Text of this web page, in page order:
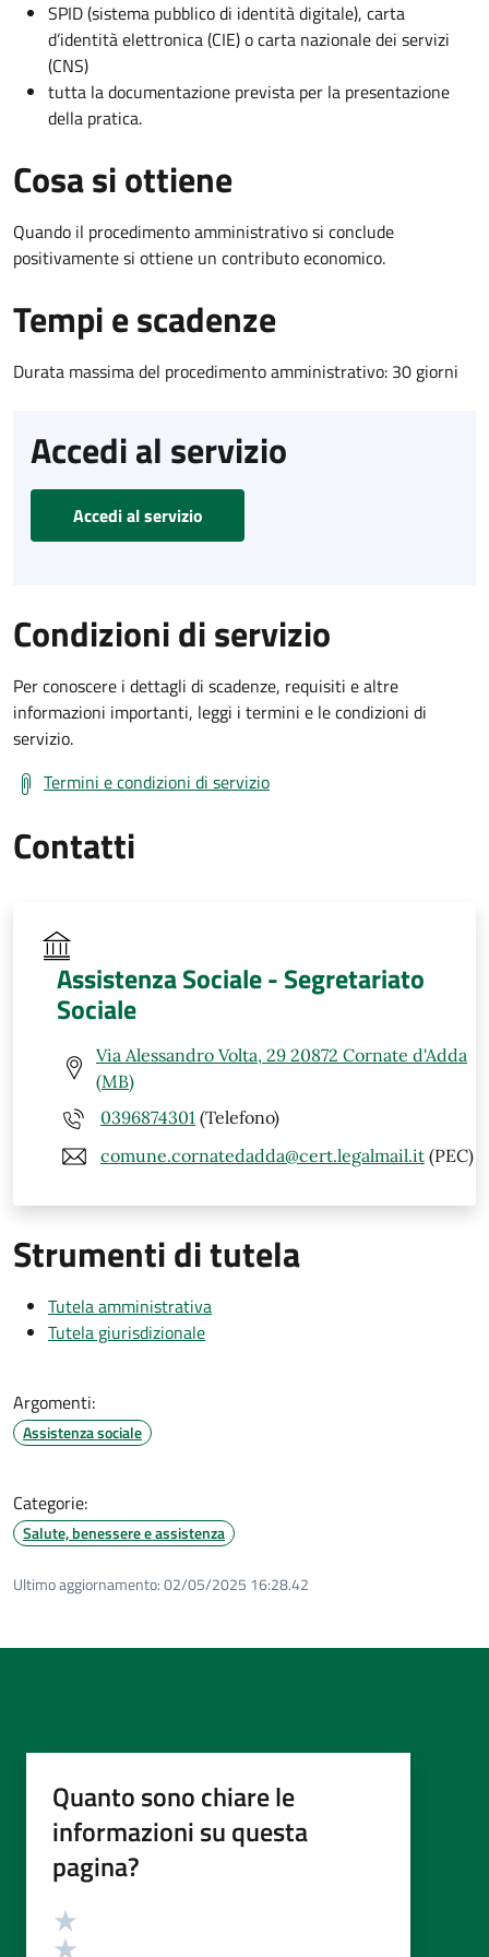
SPID (sistema pubblico di identità digitale), carta
d’identità elettronica (CIE) o carta nazionale dei servizi
(CNS)
tutta la documentazione prevista per la presentazione
della pratica.
Cosa si ottiene
Quando il procedimento amministrativo si conclude
positivamente si ottiene un contributo economico.
Tempi e scadenze
Durata massima del procedimento amministrativo: 30 giorni
Accedi al servizio
Accedi al servizio
Condizioni di servizio
Per conoscere i dettagli di scadenze, requisiti e altre
informazioni importanti, leggi i termini e le condizioni di
servizio.
Termini e condizioni di servizio
Contatti
Assistenza Sociale - Segretariato
Sociale
Via Alessandro Volta, 29 20872 Cornate d'Adda
(MB)
0396874301 (Telefono)
comune.cornatedadda@cert.legalmail.it (PEC)
Strumenti di tutela
Tutela amministrativa
Tutela giurisdizionale
Argomenti:
Assistenza sociale
Categorie:
Salute, benessere e assistenza
Ultimo aggiornamento:02/05/2025 16:28.42
Quanto sono chiare le
informazioni su questa
pagina?
Valutazione